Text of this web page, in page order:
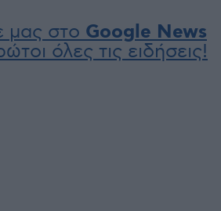
μας στο Google News
όλες τις ειδήσεις!